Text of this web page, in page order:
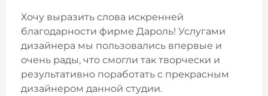
Хочу выразить слова искренней
благодарности фирме Дароль! Услугами
дизайнера мы пользовались впервые и
очень рады, что смогли так творчески и
результативно поработать с прекрасным
дизайнером данной студии.